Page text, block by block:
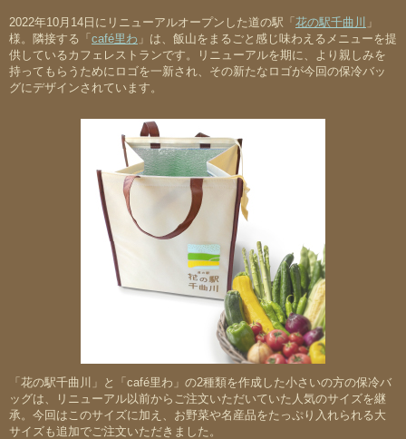
2022年10月14日にリニューアルオープンした道の駅「 花の駅千曲川
」
様。隣接する「 café里わ 」は、飯山をまるごと感じ味わえるメニューを提
供しているカフェレストランです。リニューアルを期に、より親しみを
持ってもらうためにロゴを一新され、その新たなロゴが今回の保冷バッ
グにデザインされています。
「花の駅千曲川」と「café里わ」の2種類を作成した小さいの方の保冷バ
ッグは、リニューアル以前からご注文いただいていた人気のサイズを継
承。今回はこのサイズに加え、 お野菜や名産品をたっぷり入れられる大
サイズも追加でご注文いただきました。